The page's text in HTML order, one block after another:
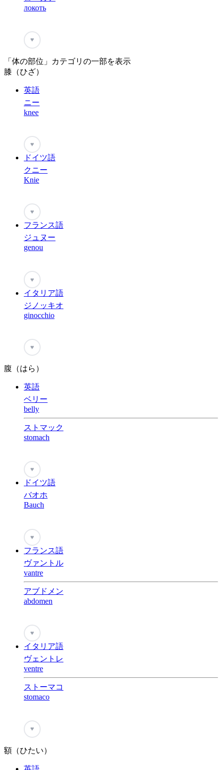
локоть
♥
「体の部位」カテゴリの一部を表示
膝（ひざ）
英語
ニー
knee
♥
ドイツ語
クニー
Knie
♥
フランス語
ジュヌー
genou
♥
イタリア語
ジノッキオ
ginocchio
♥
腹（はら）
英語
ベリー
belly
ストマック
stomach
♥
ドイツ語
バオホ
Bauch
♥
フランス語
ヴァントル
vantre
アブドメン
abdomen
♥
イタリア語
ヴェントレ
ventre
ストーマコ
stomaco
♥
額（ひたい）